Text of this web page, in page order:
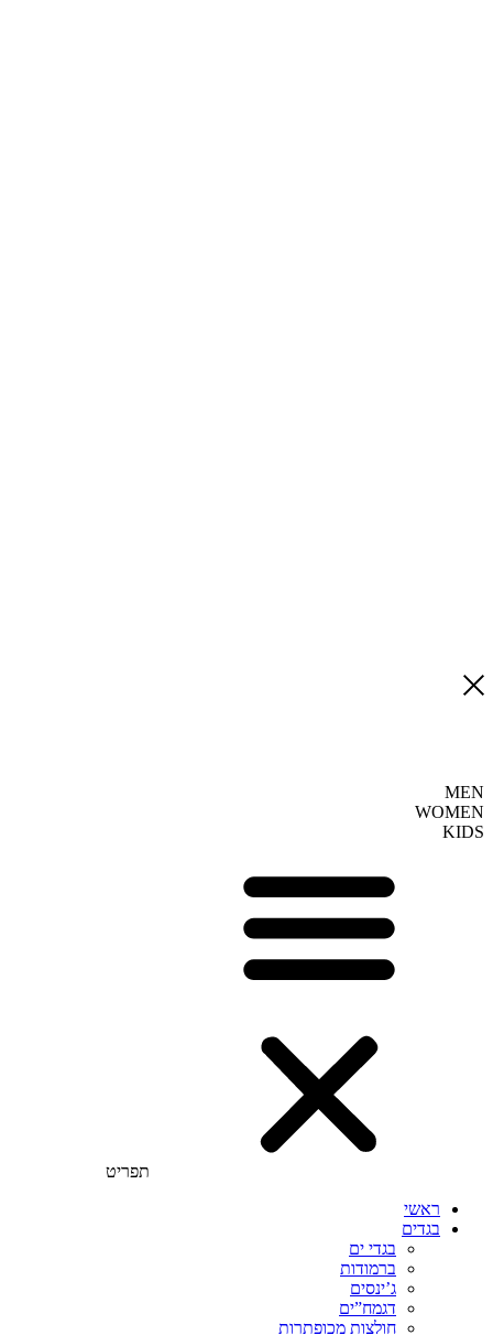
MEN
WOMEN
KIDS
תפריט
ראשי
בגדים
בגדי ים
ברמודות
ג’ינסים
דגמח”ים
חולצות מכופתרות